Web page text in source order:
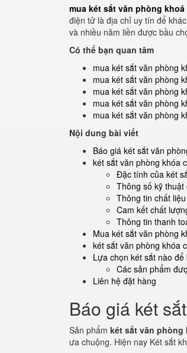
mua két sắt văn phòng
điện tử là địa chỉ uy tín để
và nhiều năm liền được bầu
Có thể bạn quan tâm
mua két sắt văn phòng
mua két sắt văn phòng
mua két sắt văn phòng
mua két sắt văn phòng
mua két sắt văn phòng
Nội dung bài viết
Báo giá két sắt văn
két sắt văn phòng khóa
Đặc tính của két
Thông số kỹ thuật
Thông tin chất
Cam kết chất
Thông tin thanh
Mua két sắt văn phòng
két sắt văn phòng khóa
Lựa chọn két sắt nào để
Các sản phẩm
Liên hệ đặt hàng
Báo giá két
Sản phẩm két sắt văn phòng
ưa chuộng. Hiện nay Két sắt